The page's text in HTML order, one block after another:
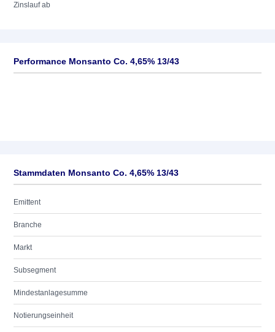
Zinslauf ab
Performance Monsanto Co. 4,65% 13/43
Stammdaten Monsanto Co. 4,65% 13/43
Emittent
Branche
Markt
Subsegment
Mindestanlagesumme
Notierungseinheit